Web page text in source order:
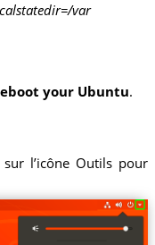
var
your Ubuntu.
l’icône Outils pour